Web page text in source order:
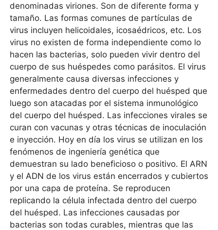
denominadas viriones. Son de diferente forma y
tamaño. Las formas comunes de partículas de
virus incluyen helicoidales, icosaédricos, etc. Los
virus no existen de forma independiente como lo
hacen las bacterias, solo pueden vivir dentro del
cuerpo de sus huéspedes como parásitos. El virus
generalmente causa diversas infecciones y
enfermedades dentro del cuerpo del huésped que
luego son atacadas por el sistema inmunológico
del cuerpo del huésped. Las infecciones virales se
curan con vacunas y otras técnicas de inoculación
e inyección. Hoy en día los virus se utilizan en los
fenómenos de ingeniería genética que
demuestran su lado beneficioso o positivo. El ARN
y el ADN de los virus están encerrados y cubiertos
por una capa de proteína. Se reproducen
replicando la célula infectada dentro del cuerpo
del huésped. Las infecciones causadas por
bacterias son todas curables, mientras que las